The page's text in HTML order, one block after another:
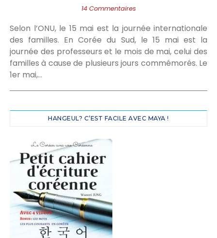
14 Commentaires
Selon l’ONU, le 15 mai est la journée internationale
des familles. En Corée du Sud, le 15 mai est la
journée des professeurs et le mois de mai, celui des
familles à cause de plusieurs jours commémorés. Le
1er mai,…
HANGEUL? C’EST FACILE AVEC MAYA !